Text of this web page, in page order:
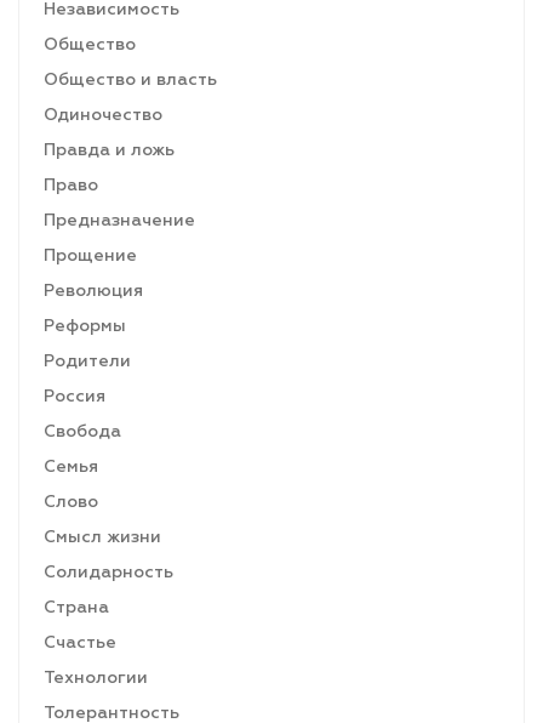
Независимость
Общество
Общество и власть
Одиночество
Правда и ложь
Право
Предназначение
Прощение
Революция
Реформы
Родители
Россия
Свобода
Семья
Слово
Смысл жизни
Солидарность
Страна
Счастье
Технологии
Толерантность